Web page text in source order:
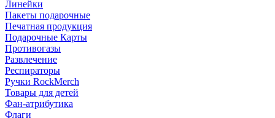
Линейки
Пакеты подарочные
Печатная продукция
Подарочные Карты
Противогазы
Развлечение
Респираторы
Ручки RockMerch
Товары для детей
Фан-атрибутика
Флаги